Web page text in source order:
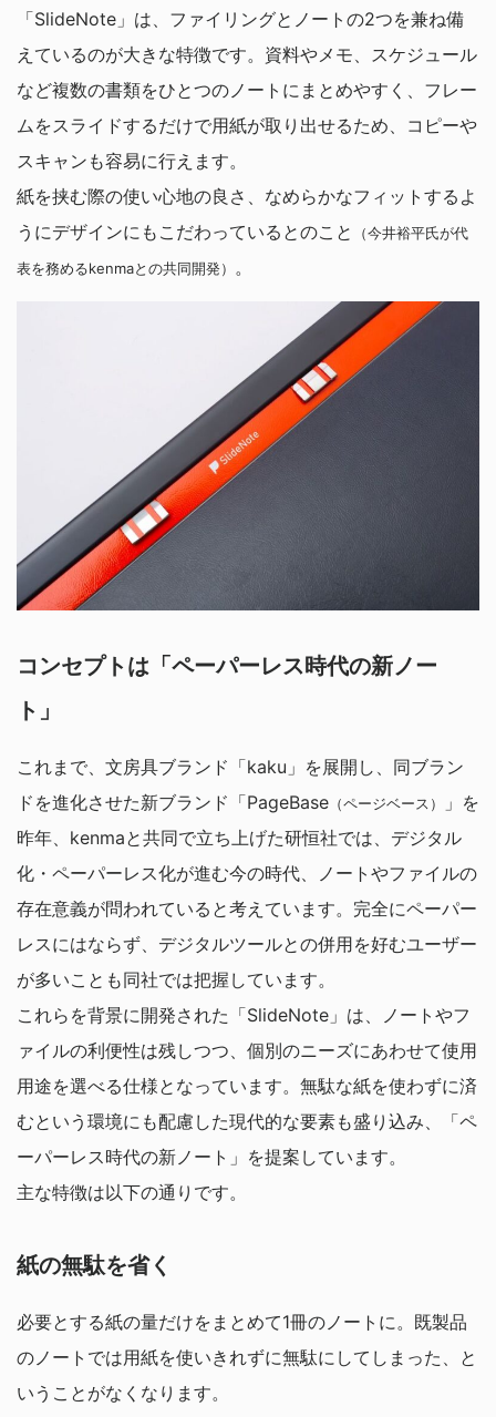
「SlideNote」は、ファイリングとノートの2つを兼ね備
えているのが大きな特徴です。資料やメモ、スケジュール
など複数の書類をひとつのノートにまとめやすく、フレー
ムをスライドするだけで用紙が取り出せるため、コピーや
スキャンも容易に行えます。
紙を挟む際の使い心地の良さ、なめらかなフィットするよ
うにデザインにもこだわっているとのこと
（今井裕平氏が代
表を務めるkenmaとの共同開発） 。
コンセプトは「ペーパーレス時代の新ノー
ト」
これまで、文房具ブランド「kaku」を展開し、同ブラン
ドを進化させた新ブランド「PageBase （ページベース）
」を
昨年、kenmaと共同で立ち上げた研恒社では、デジタル
化・ペーパーレス化が進む今の時代、ノートやファイルの
存在意義が問われていると考えています。完全にペーパー
レスにはならず、デジタルツールとの併用を好むユーザー
が多いことも同社では把握しています。
これらを背景に開発された「SlideNote」は、ノートやフ
ァイルの利便性は残しつつ、個別のニーズにあわせて使用
用途を選べる仕様となっています。無駄な紙を使わずに済
むという環境にも配慮した現代的な要素も盛り込み、「ペ
ーパーレス時代の新ノート」を提案しています。
主な特徴は以下の通りです。
紙の無駄を省く
必要とする紙の量だけをまとめて1冊のノートに。既製品
のノートでは用紙を使いきれずに無駄にしてしまった、と
いうことがなくなります。